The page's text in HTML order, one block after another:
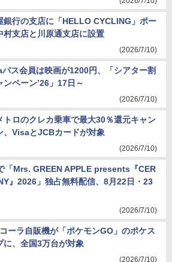
銀行の支店に「HELLO CYCLING」ポー
村支店と川原通支店に設置
(2026/7/10)
ス会員は映画が1200円、「シアター割
ンペーン’26」17日～
(2026/7/10)
トロのクレカ乗車で最大30％還元キャン
、VisaとJCBカードが対象
(2026/7/10)
「Mrs. GREEN APPLE presents『CER
』2026」独占無料配信、8月22日・23
(2026/7/10)
ーラ自販機が「ポケモンGO」のポケス
に、全国3万台が対象
(2026/7/10)